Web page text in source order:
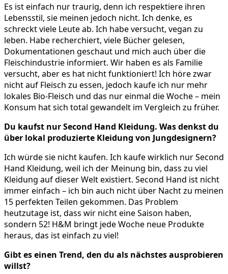
Es ist einfach nur traurig, denn ich respektiere ihren
Lebensstil, sie meinen jedoch nicht. Ich denke, es
schreckt viele Leute ab. Ich habe versucht, vegan zu
leben. Habe recherchiert, viele Bücher gelesen,
Dokumentationen geschaut und mich auch über die
Fleischindustrie informiert. Wir haben es als Familie
versucht, aber es hat nicht funktioniert! Ich höre zwar
nicht auf Fleisch zu essen, jedoch kaufe ich nur mehr
lokales Bio-Fleisch und das nur einmal die Woche – mein
Konsum hat sich total gewandelt im Vergleich zu früher.
Du kaufst nur Second Hand Kleidung. Was denkst du
über lokal produzierte Kleidung von Jungdesignern?
Ich würde sie nicht kaufen. Ich kaufe wirklich nur Second
Hand Kleidung, weil ich der Meinung bin, dass zu viel
Kleidung auf dieser Welt existiert. Second Hand ist nicht
immer einfach – ich bin auch nicht über Nacht zu meinen
15 perfekten Teilen gekommen. Das Problem
heutzutage ist, dass wir nicht eine Saison haben,
sondern 52! H&M bringt jede Woche neue Produkte
heraus, das ist einfach zu viel!
Gibt es einen Trend, den du als nächstes ausprobieren
willst?